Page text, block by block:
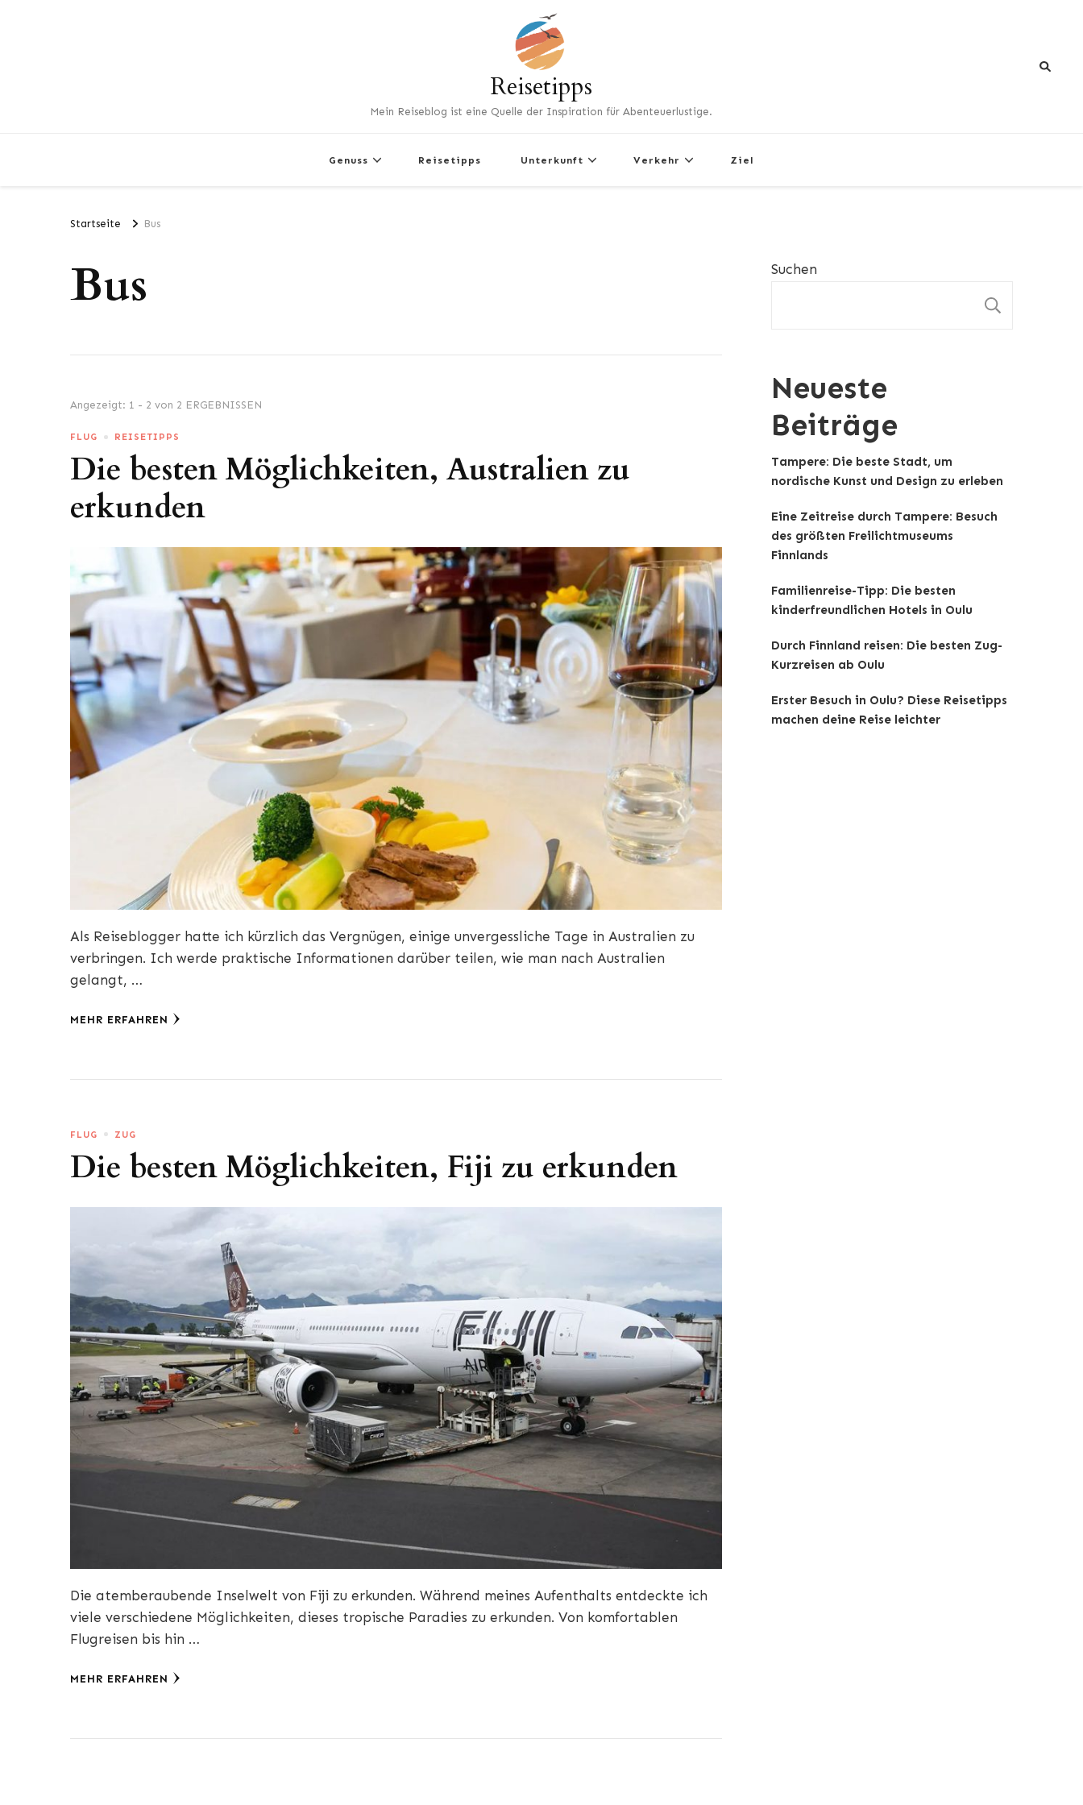
Reisetipps
Mein Reiseblog ist eine Quelle der Inspiration für Abenteuerlustige.
Genuss Reisetipps Unterkunft Verkehr Ziel
Startseite Bus
Bus
Angezeigt: 1 - 2 von 2 ERGEBNISSEN
FLUG REISETIPPS
Die besten Möglichkeiten, Australien zu
erkunden
Als Reiseblogger hatte ich kürzlich das Vergnügen, einige unvergessliche Tage in Australien zu
verbringen. Ich werde praktische Informationen darüber teilen, wie man nach Australien
gelangt, …
MEHR ERFAHREN
FLUG ZUG
Die besten Möglichkeiten, Fiji zu erkunden
Die atemberaubende Inselwelt von Fiji zu erkunden. Während meines Aufenthalts entdeckte ich
viele verschiedene Möglichkeiten, dieses tropische Paradies zu erkunden. Von komfortablen
Flugreisen bis hin …
MEHR ERFAHREN
Suchen
Neueste
Beiträge
Tampere: Die beste Stadt, um
nordische Kunst und Design zu erleben
Eine Zeitreise durch Tampere: Besuch
des größten Freilichtmuseums
Finnlands
Familienreise-Tipp: Die besten
kinderfreundlichen Hotels in Oulu
Durch Finnland reisen: Die besten Zug-
Kurzreisen ab Oulu
Erster Besuch in Oulu? Diese Reisetipps
machen deine Reise leichter